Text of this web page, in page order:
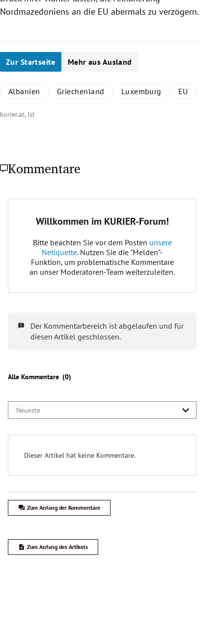
Nordmazedoniens an die EU abermals zu verzögern.
Zur Startseite Mehr aus Ausland
Albanien Griechenland Luxemburg EU
kurier.at, ist
Kommentare